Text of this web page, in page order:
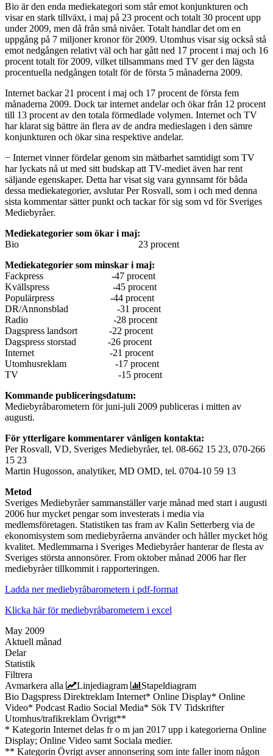
Bio är den enda mediekategori som står emot konjunkturen och
visar en stark tillväxt, i maj på 23 procent och totalt 30 procent upp
under 2009, men då från små nivåer. Totalt handlar det om en
uppgång på 7 miljoner kronor för 2009. Utomhus visar sig också stå
emot nedgången relativt väl och har gått ned 17 procent i maj och 16
procent totalt för 2009, vilket tillsammans med TV ger den lägsta
procentuella nedgången totalt för de första 5 månaderna 2009.
Internet backar 21 procent i maj och 17 procent de första fem
månaderna 2009. Dock tar internet andelar och ökar från 12 procent
till 13 procent av den totala förmedlade volymen. Internet och TV
har klarat sig bättre än flera av de andra medieslagen i den sämre
konjunkturen och ökar sina respektive andelar.
− Internet vinner fördelar genom sin mätbarhet samtidigt som TV
har lyckats nå ut med sitt budskap att TV-mediet även har rent
säljande egenskaper. Detta har visat sig vara gynnsamt för båda
dessa mediekategorier, avslutar Per Rosvall, som i och med denna
sista kommentar sätter punkt och tackar för sig som vd för Sveriges
Mediebyråer.
Mediekategorier som ökar i maj:
Bio 23 procent
Mediekategorier som minskar i maj:
Fackpress -47 procent
Kvällspress -45 procent
Populärpress -44 procent
DR/Annonsblad -31 procent
Radio -28 procent
Dagspress landsort -22 procent
Dagspress storstad -26 procent
Internet -21 procent
Utomhusreklam -17 procent
TV -15 procent
Kommande publiceringsdatum:
Mediebyråbarometern för juni-juli 2009 publiceras i mitten av
augusti.
För ytterligare kommentarer vänligen kontakta:
Per Rosvall, VD, Sveriges Mediebyråer, tel. 08-662 15 23, 070-266
15 23
Martin Hugosson, analytiker, MD OMD, tel. 0704-10 59 13
Metod
Sveriges Mediebyråer sammanställer varje månad med start i augusti
2006 hur mycket pengar som investerats i media via
medlemsföretagen. Statistiken tas fram av Kalin Setterberg via de
ekonomisystem som mediebyråerna använder och håller mycket hög
kvalitet. Medlemmarna i Sveriges Mediebyråer hanterar de flesta av
Sveriges största annonsörer. From oktober månad 2006 har fler
mediebyråer tillkommit i rapporteringen.
Ladda ner mediebyråbarometern i pdf-format
Klicka här för mediebyråbarometern i excel
May 2009
Aktuell månad
Delar
Statistik
Filtrera
Avmarkera alla
Linjediagram
Stapeldiagram
Bio Dagspress Direktreklam Internet* Online Display* Online
Video* Podcast Radio Social Media* Sök TV Tidskrifter
Utomhus/trafikreklam Övrigt**
* Kategorin Internet delas fr o m jan 2017 upp i kategorierna Online
Display; Online Video samt Sociala medier.
** Kategorin Övrigt avser annonsering som inte faller inom någon